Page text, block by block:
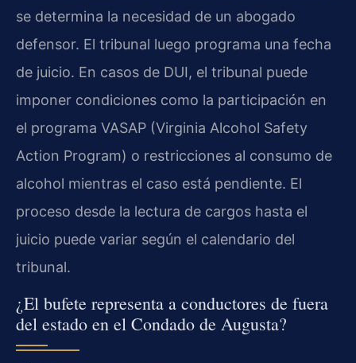
se determina la necesidad de un abogado
defensor. El tribunal luego programa una fecha
de juicio. En casos de DUI, el tribunal puede
imponer condiciones como la participación en
el programa VASAP (Virginia Alcohol Safety
Action Program) o restricciones al consumo de
alcohol mientras el caso está pendiente. El
proceso desde la lectura de cargos hasta el
juicio puede variar según el calendario del
tribunal.
¿El bufete representa a conductores de fuera
del estado en el Condado de Augusta?